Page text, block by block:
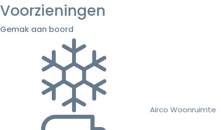
Voorzieningen
Gemak aan boord
Airco Woonruimte